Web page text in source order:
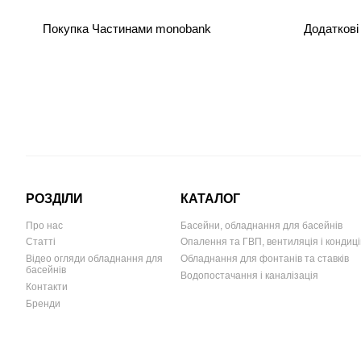
Покупка Частинами monobank
РОЗДІЛИ
Про нас
Статті
Відео огляди обладнання для
басейнів
Контакти
Бренди
КАТАЛОГ
Басейни, обладнання для басейнів
Опалення та ГВП, вентиляція і
Обладнання для фонтанів та ставків
Водопостачання і каналізація